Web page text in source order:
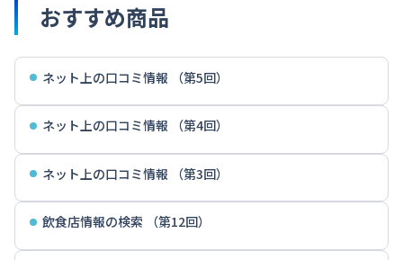
おすすめ商品
ネット上の口コミ情報 （第5回）
ネット上の口コミ情報 （第4回）
ネット上の口コミ情報 （第3回）
飲食店情報の検索 （第12回）